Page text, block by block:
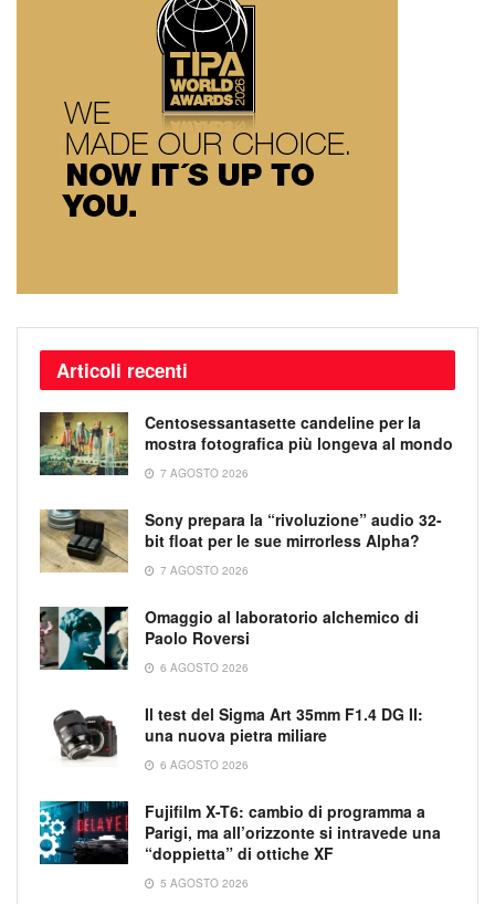
Articoli recenti
Centosessantasette candeline per la
mostra fotografica più longeva al mondo
7 AGOSTO 2026
Sony prepara la “rivoluzione” audio 32-
bit float per le sue mirrorless Alpha?
7 AGOSTO 2026
Omaggio al laboratorio alchemico di
Paolo Roversi
6 AGOSTO 2026
Il test del Sigma Art 35mm F1.4 DG II:
una nuova pietra miliare
6 AGOSTO 2026
Fujifilm X-T6: cambio di programma a
Parigi, ma all’orizzonte si intravede una
“doppietta” di ottiche XF
5 AGOSTO 2026